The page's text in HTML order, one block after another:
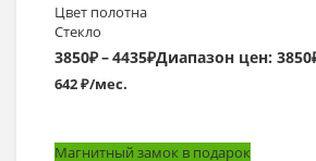
Цвет полотна
Стекло
3850₽–4435₽Диапазон цен:
642 ₽/мес.
Магнитный замок в подарок